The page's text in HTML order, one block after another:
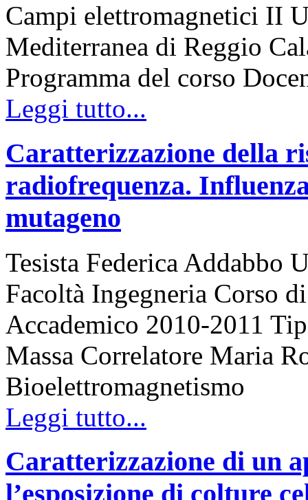
Campi elettromagnetici II
Mediterranea di Reggio
Programma del corso
Leggi tutto...
Caratterizzazione della
radiofrequenza.
mutageno
Tesista Federica Addabbo
Facoltà Ingegneria Corso
Accademico 2010-2011
Massa Correlatore Maria
Bioelettromagnetismo
Leggi tutto...
Caratterizzazione di un
l’esposizione di colture